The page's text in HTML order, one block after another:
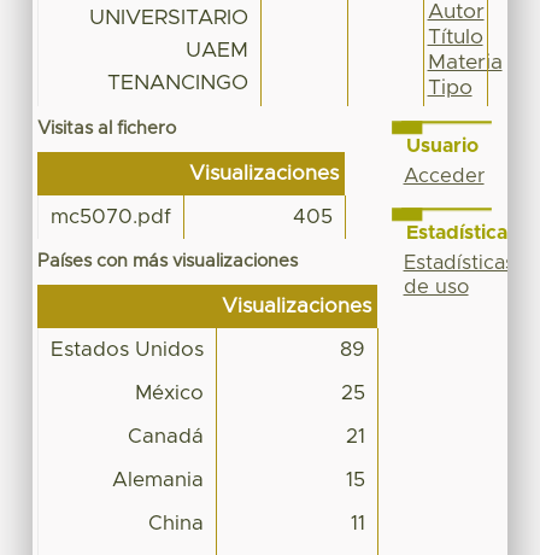
UNIVERSITARIO
UAEM
TENANCINGO
Visitas al fichero
Visualizaciones
mc5070.pdf 405
Países con más visualizaciones
Visualizaciones
Estados Unidos 89
México 25
Canadá 21
Alemania 15
China 11
Autor
Título
Materia
Tipo
Usuario
Acceder
Estadísticas
Estadísticas
de uso